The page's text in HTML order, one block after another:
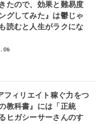
たので、効果と難易度
グしてみた』は鬱じゃ
読むと人生がラクにな
フィリエイト稼ぐ力をつ
教科書』には「正統
ヒガシーサーさんのす